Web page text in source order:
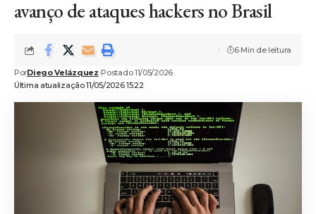
avanço de ataques hackers no Brasil
Última atualização 11/05/2026 15:22
PorDiego Velázquez Postado 11/05/2026
6 Min de leitura